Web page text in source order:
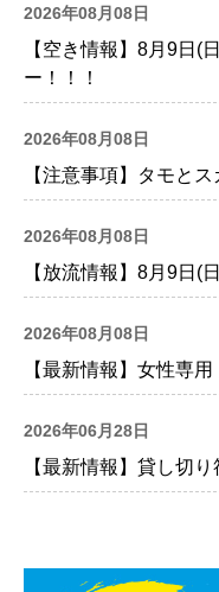
2026年08月08日
【空き情報】8月9日(
ー！！！
2026年08月08日
【注意事項】タモと
2026年08月08日
【放流情報】8月9日(
2026年08月08日
【最新情報】女性専
2026年06月28日
【最新情報】貸し切